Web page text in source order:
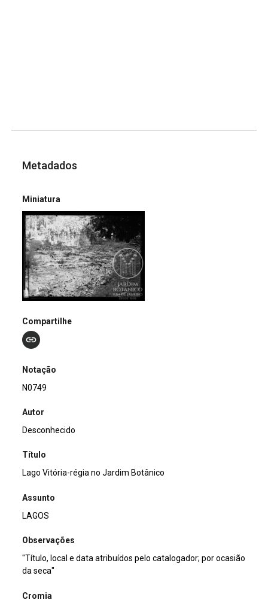
Metadados
Miniatura
Compartilhe
Notação
N0749
Autor
Desconhecido
Título
Lago Vitória-régia no Jardim Botânico
Assunto
LAGOS
Observações
"Título, local e data atribuídos pelo catalogador; por ocasião
da seca"
Cromia